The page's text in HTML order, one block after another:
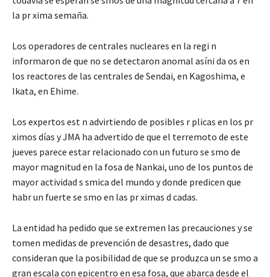
la pr xima semaña.
Los operadores de centrales nucleares en la regi n
informaron de que no se detectaron anomal asíni da os en
los reactores de las centrales de Sendai, en Kagoshima, e
Ikata, en Ehime.
Los expertos est n advirtiendo de posibles r plicas en los pr
ximos días y JMA ha advertido de que el terremoto de este
jueves parece estar relacionado con un futuro se smo de
mayor magnitud en la fosa de Nankai, uno de los puntos de
mayor actividad s smica del mundo y donde predicen que
habr un fuerte se smo en las pr ximas d cadas.
La entidad ha pedido que se extremen las precauciones y se
tomen medidas de prevención de desastres, dado que
consideran que la posibilidad de que se produzca un se smo a
gran escala con epicentro en esa fosa, que abarca desde el